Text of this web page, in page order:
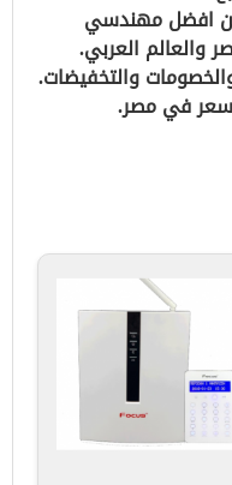
افضل مهندسي
والعالم العربي.
والتخفيضات.
سعر في مصر.